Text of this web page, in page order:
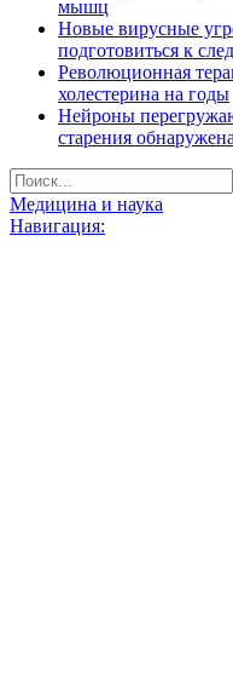
мышц
Новые вирусные
подготовиться к
Революционная
холестерина на годы
Нейроны
старения обнаружена
Медицина и наука
Навигация: